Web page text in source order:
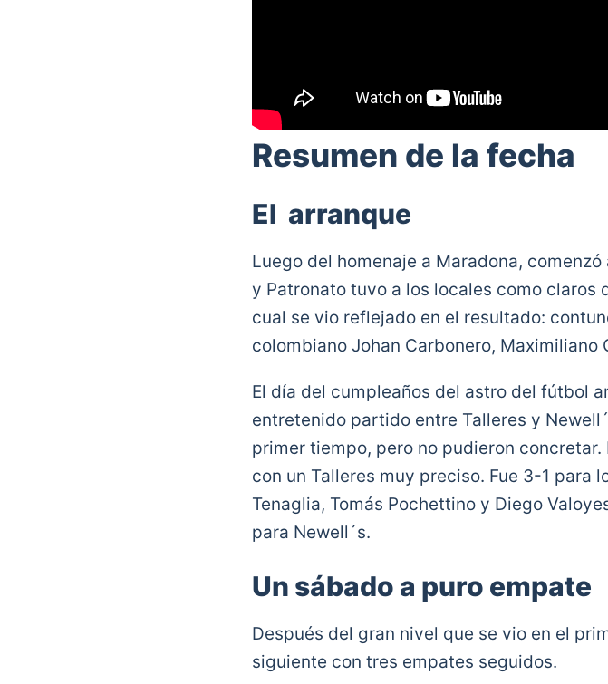
Resumen de la fecha
El arranque
Luego del homenaje a Maradona,
y Patronato tuvo a los locales como claros
cual se vio reflejado en el resultado:
colombiano Johan Carbonero, Maximiliano
El día del cumpleaños del astro del fútbol
entretenido partido entre Talleres y
primer tiempo, pero no pudieron
con un Talleres muy preciso. Fue 3-1 para
Tenaglia, Tomás Pochettino y Diego
para Newell´s.
Un sábado a puro empate
Después del gran nivel que se vio en el
siguiente con tres empates seguidos.